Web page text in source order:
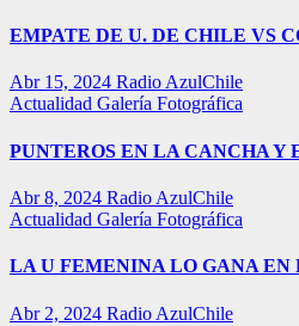
EMPATE DE U. DE CHILE VS
Abr 15, 2024 Radio AzulChile
Actualidad Galería Fotográfica
PUNTEROS EN LA CANCHA Y
Abr 8, 2024 Radio AzulChile
Actualidad Galería Fotográfica
LA U FEMENINA LO GANA EN
Abr 2, 2024 Radio AzulChile